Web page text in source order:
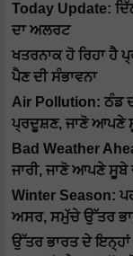
Today Update:
ਦਾ ਅਲਰਟ
ਖਤਰਨਾਕ ਹੋ ਰਿਹਾ ਹੈ
ਪੈਣ ਦੀ ਸੰਭਾਵਨਾ
Air Pollution: ਠੰਡ
ਪ੍ਰਦੂਸ਼ਣ, ਜਾਣੋ ਆਪਣੇ
Bad Weather
ਜਾਰੀ, ਜਾਣੋ ਆਪਣੇ ਸੂਬੇ
Winter Season:
ਅਸਰ, ਸਮੁੱਚੇ ਉੱਤਰ
ਉੱਤਰ ਭਾਰਤ ਦੇ ਇਨ੍ਹਾਂ